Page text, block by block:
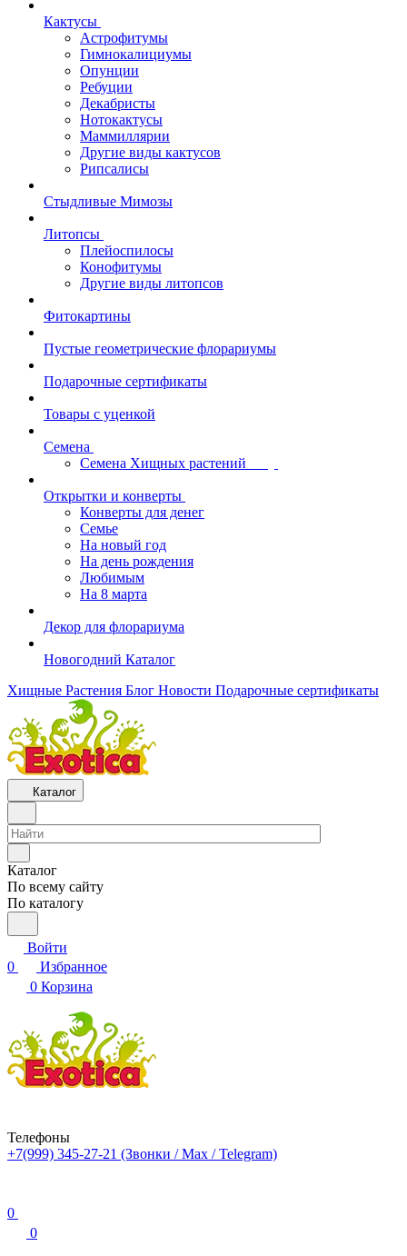
Кактусы
Астрофитумы
Гимнокалициумы
Опунции
Ребуции
Декабристы
Нотокактусы
Маммиллярии
Другие виды кактусов
Рипсалисы
Стыдливые Мимозы
Литопсы
Плейоспилосы
Конофитумы
Другие виды литопсов
Фитокартины
Пустые геометрические флорариумы
Подарочные сертификаты
Товары с уценкой
Семена
Семена Хищных растений
Открытки и конверты
Конверты для денег
Семье
На новый год
На день рождения
Любимым
На 8 марта
Декор для флорариума
Новогодний Каталог
Хищные Растения Блог Новости Подарочные сертификаты
Каталог
Каталог
По всему сайту
По каталогу
Войти
0
Избранное
0 Корзина
Телефоны
+7(999) 345-27-21 (Звонки / Max / Telegram)
0
0